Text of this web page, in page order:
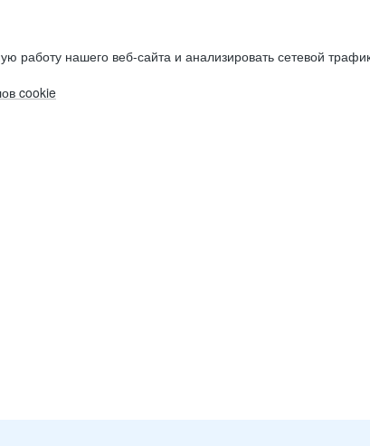
работу нашего веб-сайта и анализировать сетевой
cookie